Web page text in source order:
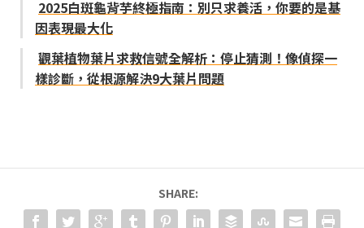
2025白斑龜背芋終極指南：別只求養活，你要的是基
因表現最大化
觀葉植物葉片求救信號全解析：停止猜測！像偵探一
樣診斷，從根源解決9大葉片問題
SHARE: